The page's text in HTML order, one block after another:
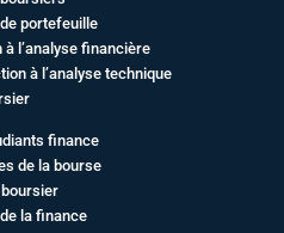
portefeuille
à l’analyse financière
à l’analyse technique
finance
de la bourse
la finance